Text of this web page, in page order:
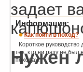
задает
Нужен
Информация:
Как пойти в поход?
Короткое руководство
тех, кто ни разу не был в
походах.